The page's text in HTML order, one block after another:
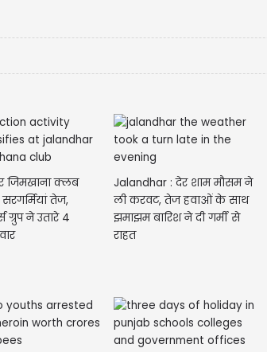
जिमखाना क्लब
तेज,
ग्रुप ने उतारे 4
Jalandhar : देर शाम मौसम ने
ली करवट, तेज हवाओं के साथ
झमाझम बारिश ने दी गर्मी से
राहत